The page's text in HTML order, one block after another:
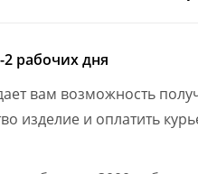
рабочих дня
вам возможность
изделие и оплатить